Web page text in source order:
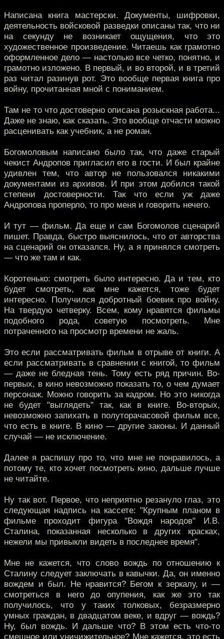
Написана книга мастерски. Документы, шифровки,
деятельность войсковой разведки описаны так, что ни
на секунду не возникает ощущения, что это
художественное произведение. Читаешь как грамотно
оформленное дело — настолько все четко, понятно, и
грамотно изложено. В первый, и во второй, и в третий
раз читал разинув рот. Это вообще первая книга про
войну, прочитанная мной с пониманием.
Там не то что достоверно описана розыскная работа...
Даже не знаю, как сказать. Это вообще отчасти можно
расценивать как учебник, а не роман.
Богомоловым написано было так, что даже старый
чекист Андропов пригласил его в гости. И был крайне
удивлен тем, что автор не пользовался никакими
документами из архивов. И при этом добился такой
степени достоверности. Так что если уж даже
Андропова проперло, то про меня и говорить нечего.
И тут — фильм. Да еще и сам Богомолов сценарий
пишет. Правда, быстро выяснилось, что от авторства
на сценарий он отказался. Ну, а я принялся смотреть
— что же там и как.
Коротенько: смотреть было интересно. Да и тем, кто
будет смотреть, как мне кажется, тоже будет
интересно. Получился добротный боевик про войну.
На твердую четверку. Всем, кому нравятся фильмы
подобного рода, советую посмотреть. Мне
потраченного на просмотр времени не жаль.
Это если рассматривать фильм в отрыве от книги. А
если рассматривать в сравнении с книгой, то фильм
— даже не бледная тень. Тому есть ряд причин. Во-
первых, в кино невозможно показать то, о чем думает
персонаж. Можно говорить за кадром. Но это никогда
не будет "выглядеть" так, как в книге. Во-вторых,
невозможно запихать в полуторачасовой фильм все,
что есть в книге. В кино — другие законы. И данный
случай — не исключение.
Далее я распишу про то, что мне не понравилось, а
потому те, кто хочет посмотреть кино, дальше лучше
не читайте.
Ну так вот. Первое, что неприятно резануло глаз, это
следующая надпись на кассете: "Крупным планом в
фильме проходит фигура "Вождя народов" И.В.
Сталина, показанная несколько в других красках,
нежели мы привыкли видеть в последнее время".
Мне не кажется, что слово вождь по отношению к
Сталину следует заключать в кавычки. Да, он именно
вождем и был. Не нравится? Бегом к зеркалу, и —
смотреться в него до опупения, как же это так
получилось, что у таких толковых, безразмерно
умных граждан, в двадцатом веке, и вдруг — вождь?
Ну, был вождь. И дальше что? В этом есть что-то
смешное или уничижительное? Мне кажется, это есть